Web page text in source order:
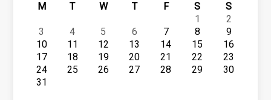
M T W T F S
S
1
2
3
4 5 6 7 8
9
10
11 12 13 14 15
16
17
18 19 20 21 22
23
24
25 26 27 28 29
30
31